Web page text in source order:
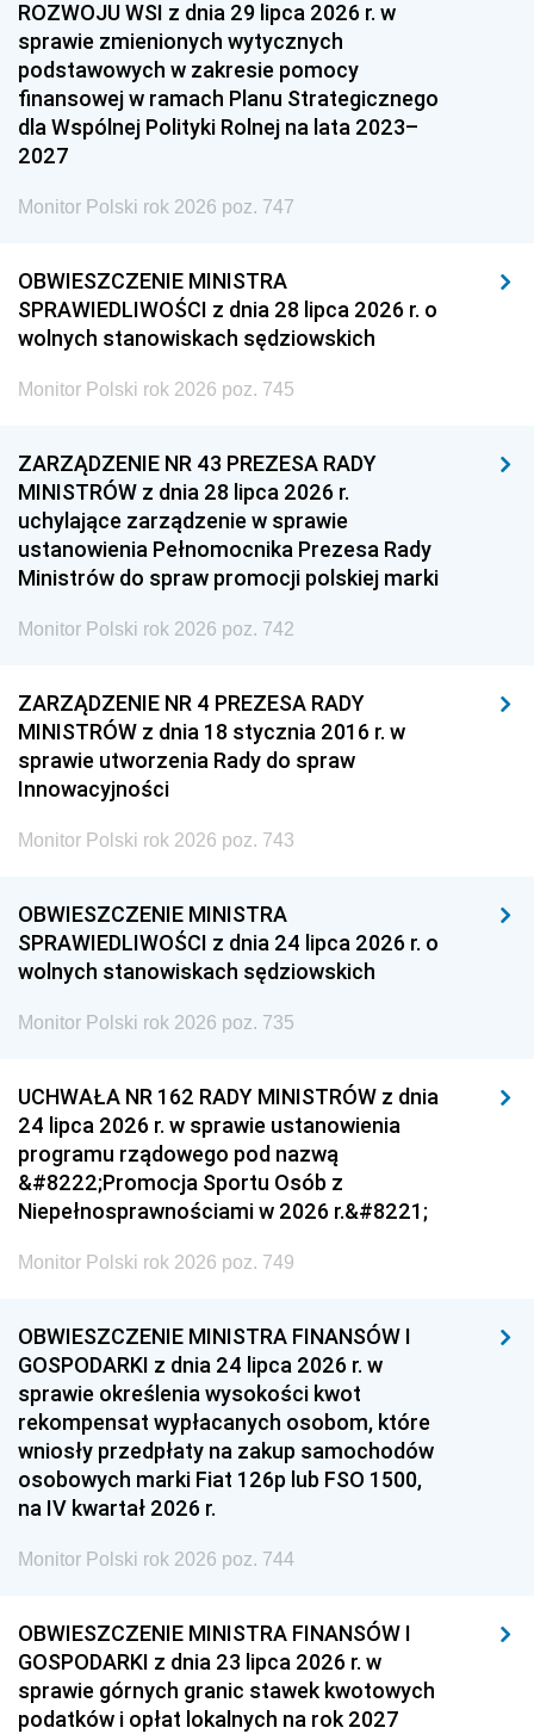
ROZWOJU WSI z dnia 29 lipca 2026 r. w
sprawie zmienionych wytycznych
podstawowych w zakresie pomocy
finansowej w ramach Planu Strategicznego
dla Wspólnej Polityki Rolnej na lata 2023–
2027
Monitor Polski rok 2026 poz. 747
OBWIESZCZENIE MINISTRA
SPRAWIEDLIWOŚCI z dnia 28 lipca 2026 r. o
wolnych stanowiskach sędziowskich
Monitor Polski rok 2026 poz. 745
ZARZĄDZENIE NR 43 PREZESA RADY
MINISTRÓW z dnia 28 lipca 2026 r.
uchylające zarządzenie w sprawie
ustanowienia Pełnomocnika Prezesa Rady
Ministrów do spraw promocji polskiej marki
Monitor Polski rok 2026 poz. 742
ZARZĄDZENIE NR 4 PREZESA RADY
MINISTRÓW z dnia 18 stycznia 2016 r. w
sprawie utworzenia Rady do spraw
Innowacyjności
Monitor Polski rok 2026 poz. 743
OBWIESZCZENIE MINISTRA
SPRAWIEDLIWOŚCI z dnia 24 lipca 2026 r. o
wolnych stanowiskach sędziowskich
Monitor Polski rok 2026 poz. 735
UCHWAŁA NR 162 RADY MINISTRÓW z dnia
24 lipca 2026 r. w sprawie ustanowienia
programu rządowego pod nazwą
&#8222;Promocja Sportu Osób z
Niepełnosprawnościami w 2026 r.&#8221;
Monitor Polski rok 2026 poz. 749
OBWIESZCZENIE MINISTRA FINANSÓW I
GOSPODARKI z dnia 24 lipca 2026 r. w
sprawie określenia wysokości kwot
rekompensat wypłacanych osobom, które
wniosły przedpłaty na zakup samochodów
osobowych marki Fiat 126p lub FSO 1500,
na IV kwartał 2026 r.
Monitor Polski rok 2026 poz. 744
OBWIESZCZENIE MINISTRA FINANSÓW I
GOSPODARKI z dnia 23 lipca 2026 r. w
sprawie górnych granic stawek kwotowych
podatków i opłat lokalnych na rok 2027